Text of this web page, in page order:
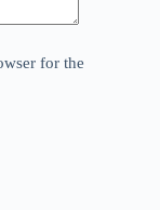
for the